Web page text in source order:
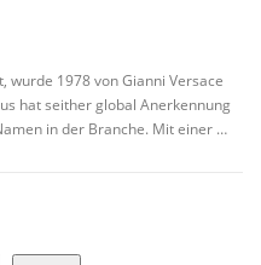
wurde 1978 von Gianni Versace
hat seither global Anerkennung
in der Branche. Mit einer …